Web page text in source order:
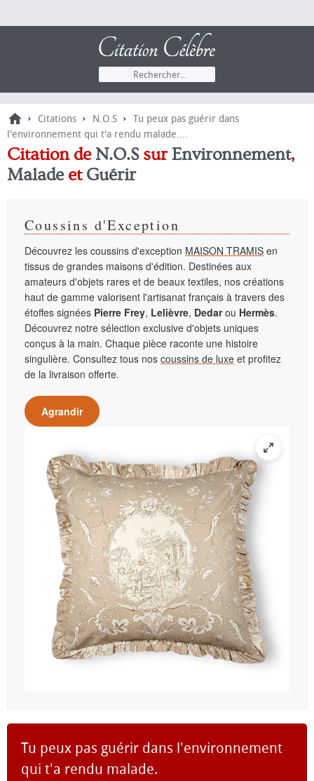
› Citations › N.O.S › Tu peux pas guérir dans
l'environnement qui t'a rendu malade....
Citation de N.O.Ssur Environnement,
Maladeet Guérir
Coussins d'Exception
Découvrez les coussins d'exception MAISON TRAMIS en
tissus de grandes maisons d'édition. Destinées aux
amateurs d'objets rares et de beaux textiles, nos créations
haut de gamme valorisent l'artisanat français à travers des
étoffes signées Pierre Frey, Lelièvre, Dedarou Hermès.
Découvrez notre sélection exclusive d'objets uniques
conçus à la main. Chaque pièce raconte une histoire
singulière. Consultez tous nos coussins de luxe et profitez
de la livraison offerte.
Agrandir
Tu peux pas guérir dans l'environnement
qui t'a rendu malade.